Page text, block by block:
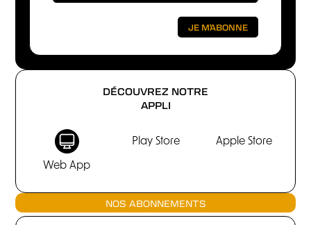
DÉCOUVREZ NOTRE
APPLI
Web App
Play Store Apple Store
NOS ABONNEMENTS